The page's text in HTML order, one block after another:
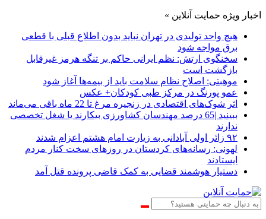
اخبار ویژه حمایت آنلاین »
هیچ واحد تولیدی در تهران نباید بدون اطلاع قبلی با قطعی
برق مواجه شود
سخنگوی ارتش: نظم ایرانی حاکم بر تنگه هرمز غیرقابل
بازگشت است
موهبتی: اصلاح نظام سلامت باید از بیمه‌ها آغاز شود
عمو پورنگ در مرکز طبی کودکان+ عکس
اثر شوک‌های اقتصادی در زنجیره مرغ تا 22 ماه باقی می‌ماند
ببینید |65 درصد مهندسان کشاورزی بیکارند یا شغل تخصصی
ندارند
۹۲ زائر اولی آبادانی به زیارت امام هشتم اعزام شدند
لهونی: رسانه‌های کردستان در روزهای سخت کنار مردم
ایستادند
دستیار هوشمند قضایی به کمک قاضی پرونده قتل آمد